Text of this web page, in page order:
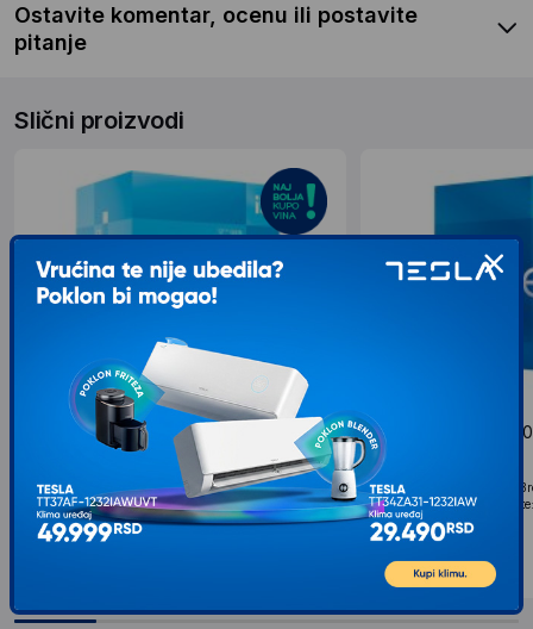
Ostavite komentar, ocenu ili postavite
pitanje
Slični proizvodi
INTEL Core i3-12100F 4-Core 3.30GHz
4.30GHz Box
Klasa procesora: Core i3, Broj jezgara procesora:
QuadCore, Procesorsko ležište: Intel® 1700,
Grafika:...
7.94900RSD
INTEL Core i5-
(4.4GHz) Box
Klasa procesora: Core i5,
SixCore, Procesorsko
17.849 00RSD